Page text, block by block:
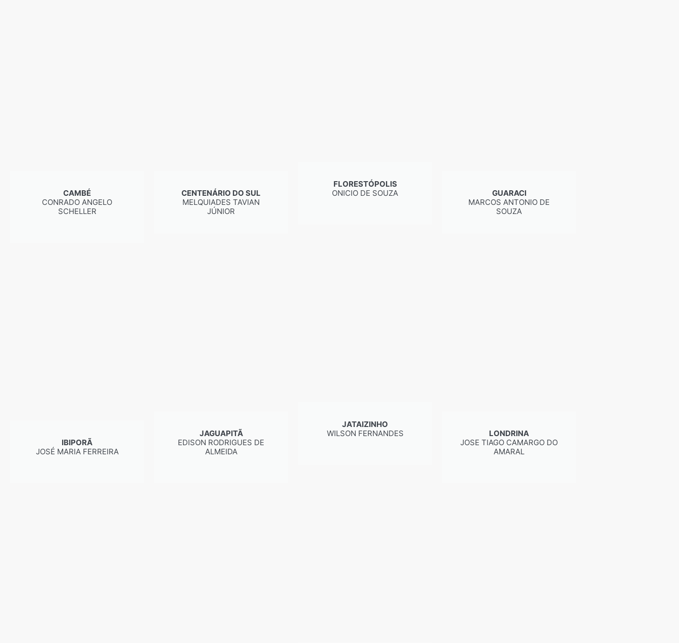
CAMBÉ
CONRADO ANGELO
SCHELLER
IBIPORÃ
JOSÉ MARIA FERREIRA
CENTENÁRIO DO SUL
MELQUIADES TAVIAN
JÚNIOR
JAGUAPITÃ
EDISON RODRIGUES DE
ALMEIDA
FLORESTÓPOLIS
ONICIO DE SOUZA
JATAIZINHO
WILSON FERNANDES
GUARACI
MARCOS ANTONIO DE
SOUZA
LONDRINA
JOSE TIAGO CAMARGO DO
AMARAL